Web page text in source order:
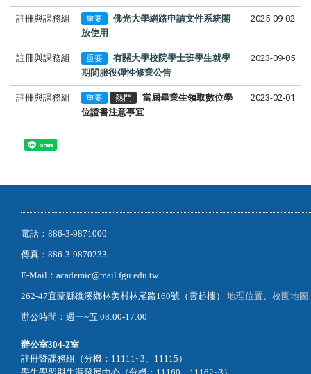
註冊與課務組 重要
佛光大學網路申請文件系統開
放使用
2025-09-02
註冊與課務組 重要
有關大學校院學士班學生就學
期間服役彈性修業公告
2023-09-05
註冊與課務組 重要 熱門
當屆畢業生領取數位學
位證書注意事宜
2023-02-01
Share
電話：886-3-9871000
傳真：886-3-9870233
E-Mail：academic@mail.fgu.edu.tw
262-47宜蘭縣礁溪鄉林美村林尾路160號（雲起樓） 地理位置、 校園地圖
辦公時間：週一~五 08:00-17:00
辦公室304-2室
註冊暨課務組（分機：11111~3、11115）